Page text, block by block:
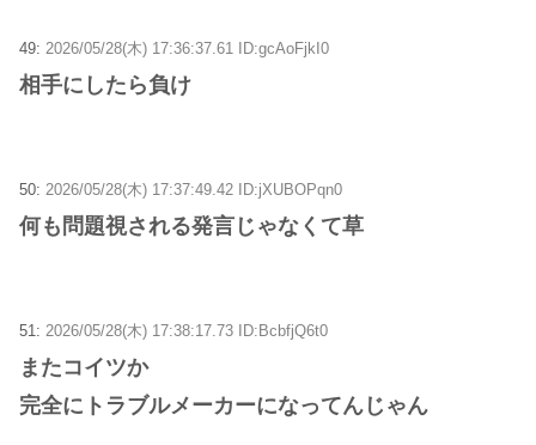
49: 2026/05/28(木) 17:36:37.61 ID:gcAoFjkI0
相手にしたら負け
50: 2026/05/28(木) 17:37:49.42 ID:jXUBOPqn0
何も問題視される発言じゃなくて草
51: 2026/05/28(木) 17:38:17.73 ID:BcbfjQ6t0
またコイツか
完全にトラブルメーカーになってんじゃん